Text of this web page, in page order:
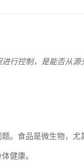
行控制，是能否从源
。食品是微生物，尤
健康。